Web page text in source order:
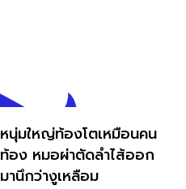
หนุ่มใหญ่ท้องโตเหมือนคน
ท้อง หมอผ่าตัดลำไส้ออก
มานึกว่างูเหลือม